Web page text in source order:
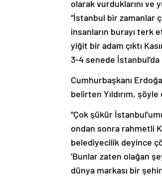
olarak vurduklarını ve
“İstanbul bir zamanlar
insanların burayı terk
yiğit bir adam çıktı
3-4 senede İstanbul’da
Cumhurbaşkanı
belirten Yıldırım,
“Çok şükür
ondan sonra rahmetli
belediyecilik deyince
‘Bunlar zaten olağan
dünya markası bir şehir